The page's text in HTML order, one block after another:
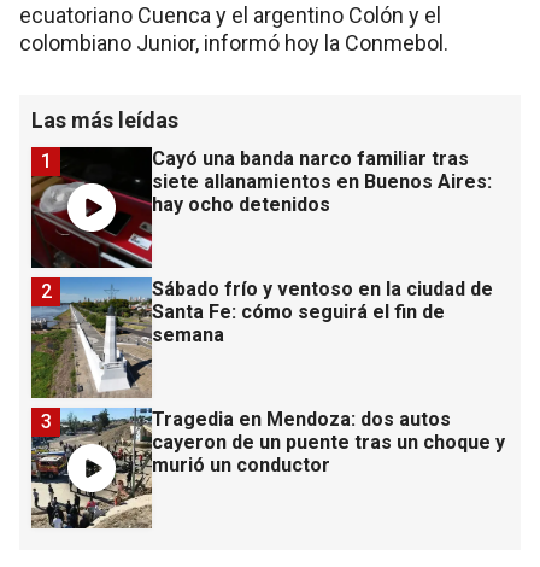
ecuatoriano Cuenca y el argentino Colón y el
colombiano Junior, informó hoy la Conmebol.
Las más leídas
Cayó una banda narco familiar tras
siete allanamientos en Buenos Aires:
hay ocho detenidos
1
Sábado frío y ventoso en la ciudad de
Santa Fe: cómo seguirá el fin de
semana
2
Tragedia en Mendoza: dos autos
cayeron de un puente tras un choque y
murió un conductor
3